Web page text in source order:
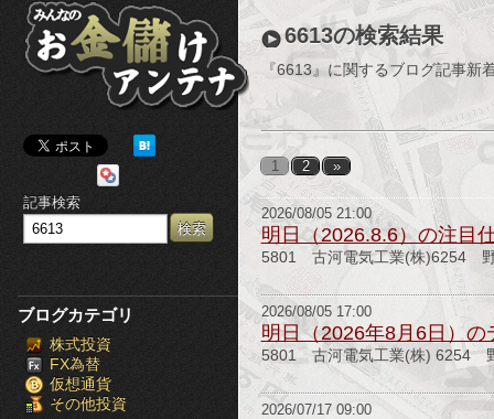
み
ん
な
の
お
金
儲
け
ア
ン
記事検索
ブログカテゴリ
株式投資
FX為替
仮想通貨
その他投資
6613の検索結果
『6613』に関するブログ記事新
1 2 »
2026/08/05 21:00
明日（2026.8.6）の注目
5801 古河電気工業(株)6254
2026/08/05 17:00
明日（2026年8月6日）
5801 古河電気工業(株) 6254
2026/07/17 09:00